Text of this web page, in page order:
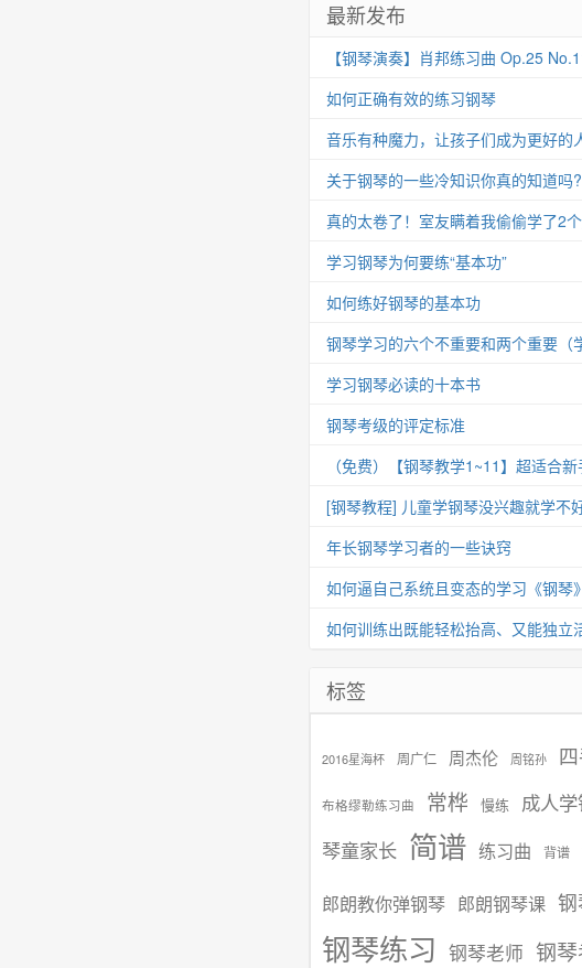
最新发布
【钢琴演奏】肖邦练习曲 Op.25
如何正确有效的练习钢琴
音乐有种魔力，让孩子们成为更好的
关于钢琴的一些冷知识你真的知道吗?
真的太卷了！室友瞒着我偷偷学了2
学习钢琴为何要练“基本功”
如何练好钢琴的基本功
钢琴学习的六个不重要和两个重要（
学习钢琴必读的十本书
钢琴考级的评定标准
（免费）【钢琴教学1~11】超适合
[钢琴教程] 儿童学钢琴没兴趣就学不
年长钢琴学习者的一些诀窍
如何逼自己系统且变态的学习《钢琴
如何训练出既能轻松抬高、又能独立
标签
2016星海杯 周广仁 周杰伦 周铭孙
布格缪勒练习曲 常桦 慢练 成人
琴童家长 简谱 练习曲 背谱
郎朗教你弹钢琴 郎朗钢琴课
钢琴练习 钢琴老师 钢